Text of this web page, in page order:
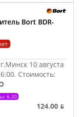
Bort BDR-
10 августа
Стоимость:
6.20
124.00 ƃ